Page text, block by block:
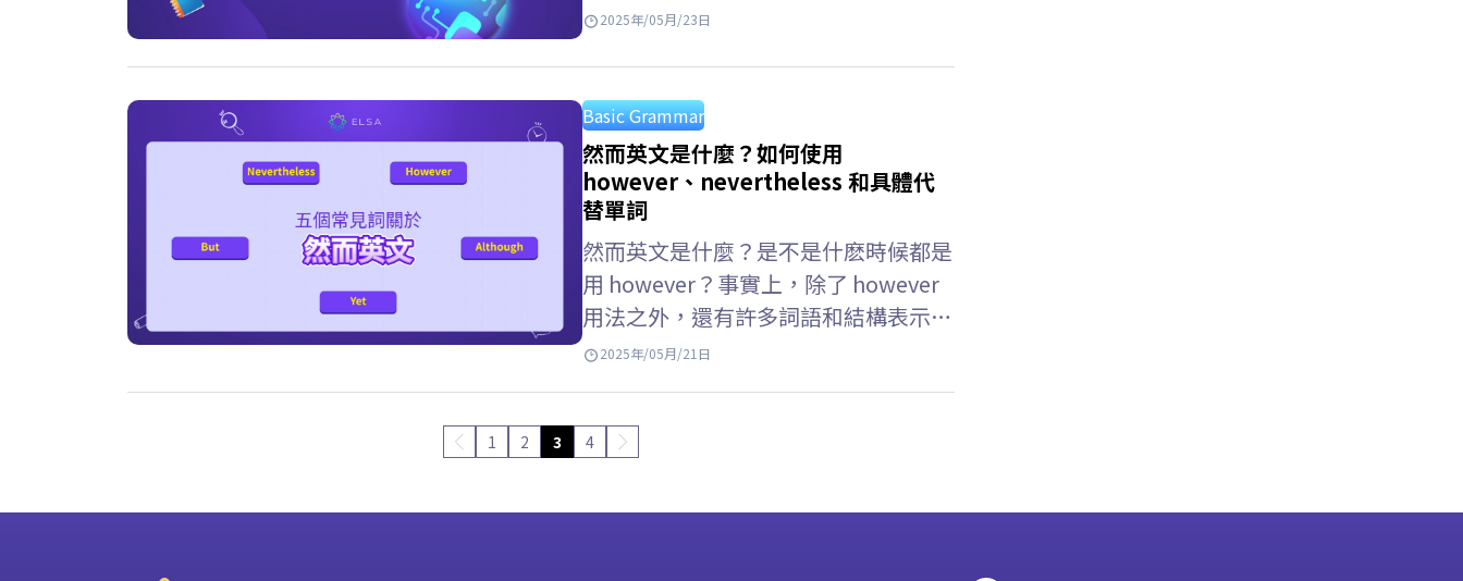
你理解 since 的意思、結構和正確用
2025年/05月/23日
Basic Grammar
然而英文是什麼？如何使用
however、nevertheless 和具體代
替單詞
然而英文是什麼？是不是什麽時候都是
用 however？事實上，除了 however
用法之外，還有許多詞語和結構表示
“然而”，例如 nevertheless,
們以及應避免的常見錯誤。 Key…
2025年/05月/21日
1 2 3 4